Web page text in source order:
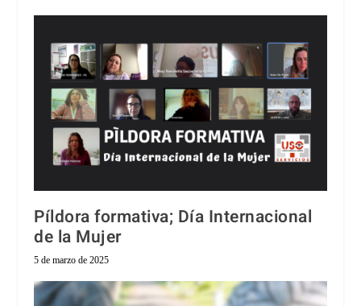
Píldora formativa; Día Internacional
de la Mujer
5 de marzo de 2025